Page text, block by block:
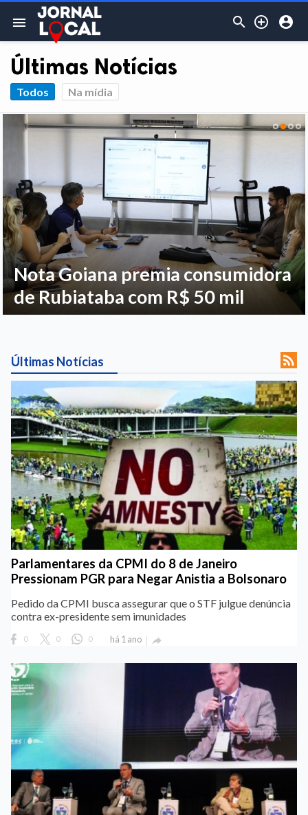
menu   
Últimas Notícias
Todos Na mídia
Nota Goiana premia consumidora
de Rubiataba com R$ 50 mil
Últimas Notícias 
Parlamentares da CPMI do 8 de Janeiro
Pressionam PGR para Negar Anistia a Bolsonaro
Pedido da CPMI busca assegurar que o STF julgue denúncia
contra ex-presidente sem imunidades
0 0 0 há 1 ano 